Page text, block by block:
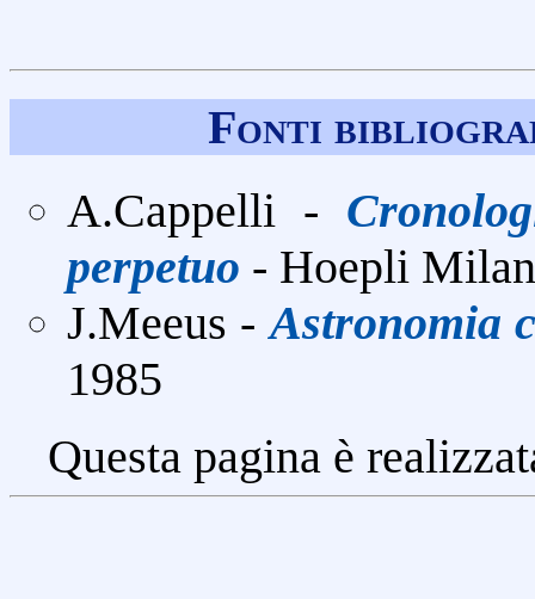
Fonti
A.Cappelli -
perpetuo - Hoepli
J.Meeus -Astronomia
1985
Questa pagina è